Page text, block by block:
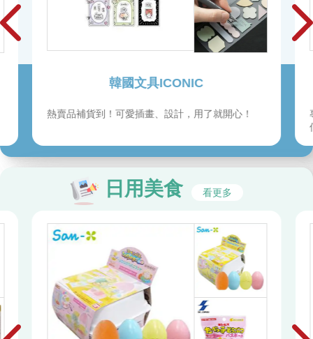
韓國文具ICONIC
熱賣品補貨到！可愛插畫、設計，用了就開心！
日用美食 看更多